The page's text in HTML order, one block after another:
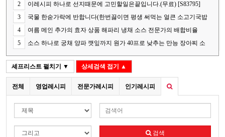
2
이레시피 하나로 선지때문에 고민할일은끝입니다.(무료) [S83795]
3
국물 한숟가락에 반합니다(한번끓이면 평생 써먹는 얼큰 소고기국밥
의 핵심 비법) [S83848]
4
여름 메인 추가의 효자 상품 해파리 냉채 소스 전문가의 배합비율
[S83787]
5
소스 하나로 궁채 양파 깻잎까지 원가 40프로 낮추는 만능 장아찌 소
스[S83841]
셰프리스트 펼치기 ▼ 상세검색 접기 ▲
전체 영업레시피 전문가레시피 인기레시피
검색